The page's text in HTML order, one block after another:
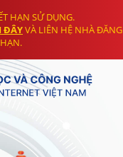
HẠN SỬ DỤNG.
ĐÂYVÀ LIÊN HỆ NHÀ ĐĂNG